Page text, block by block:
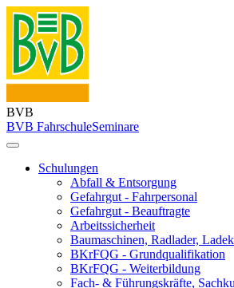
BVB
BVB FahrschuleSeminare
Schulungen
Abfall & Entsorgung
Gefahrgut - Fahrpersonal
Gefahrgut - Beauftragte
Arbeitssicherheit
Baumaschinen, Radlader,
BKrFQG - Grundqualifikation
BKrFQG - Weiterbildung
Fach- & Führungskräfte,